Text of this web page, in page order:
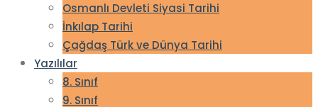
Osmanlı Devleti Siyasi Tarihi
İnkılap Tarihi
Çağdaş Türk ve Dünya Tarihi
Yazılılar
8. Sınıf
9. Sınıf